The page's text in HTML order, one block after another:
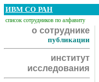
ИВМ СО РАН
список сотрудников по алфавиту
о сотруднике
публикации
институт
исследования